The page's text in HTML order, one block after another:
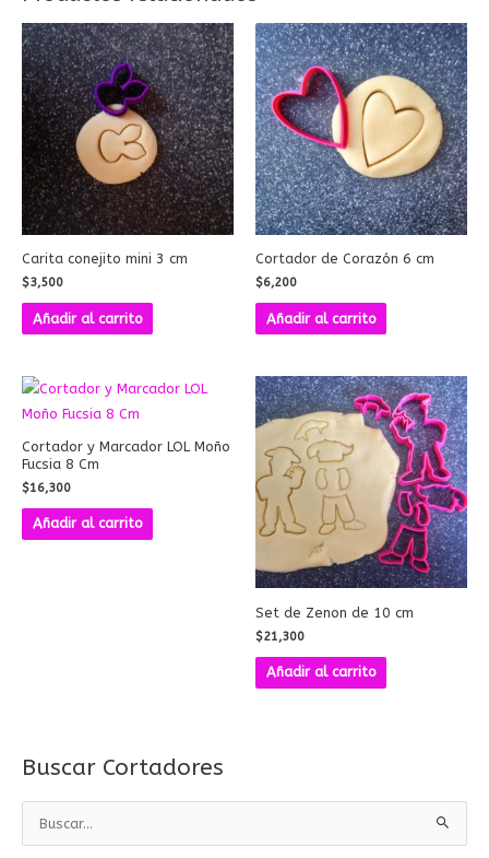
Buscar Cortadores
Carita conejito mini 3 cm
$3,500
Añadir al carrito
Cortador de Corazón 6 cm
$6,200
Añadir al carrito
Cortador y Marcador LOL Moño
Fucsia 8 Cm
$16,300
Añadir al carrito
Set de Zenon de 10 cm
$21,300
Añadir al carrito